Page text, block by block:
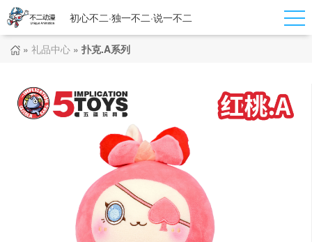
初心不二·独一不二·说一不二
» 礼品中心 » 扑克.A系列